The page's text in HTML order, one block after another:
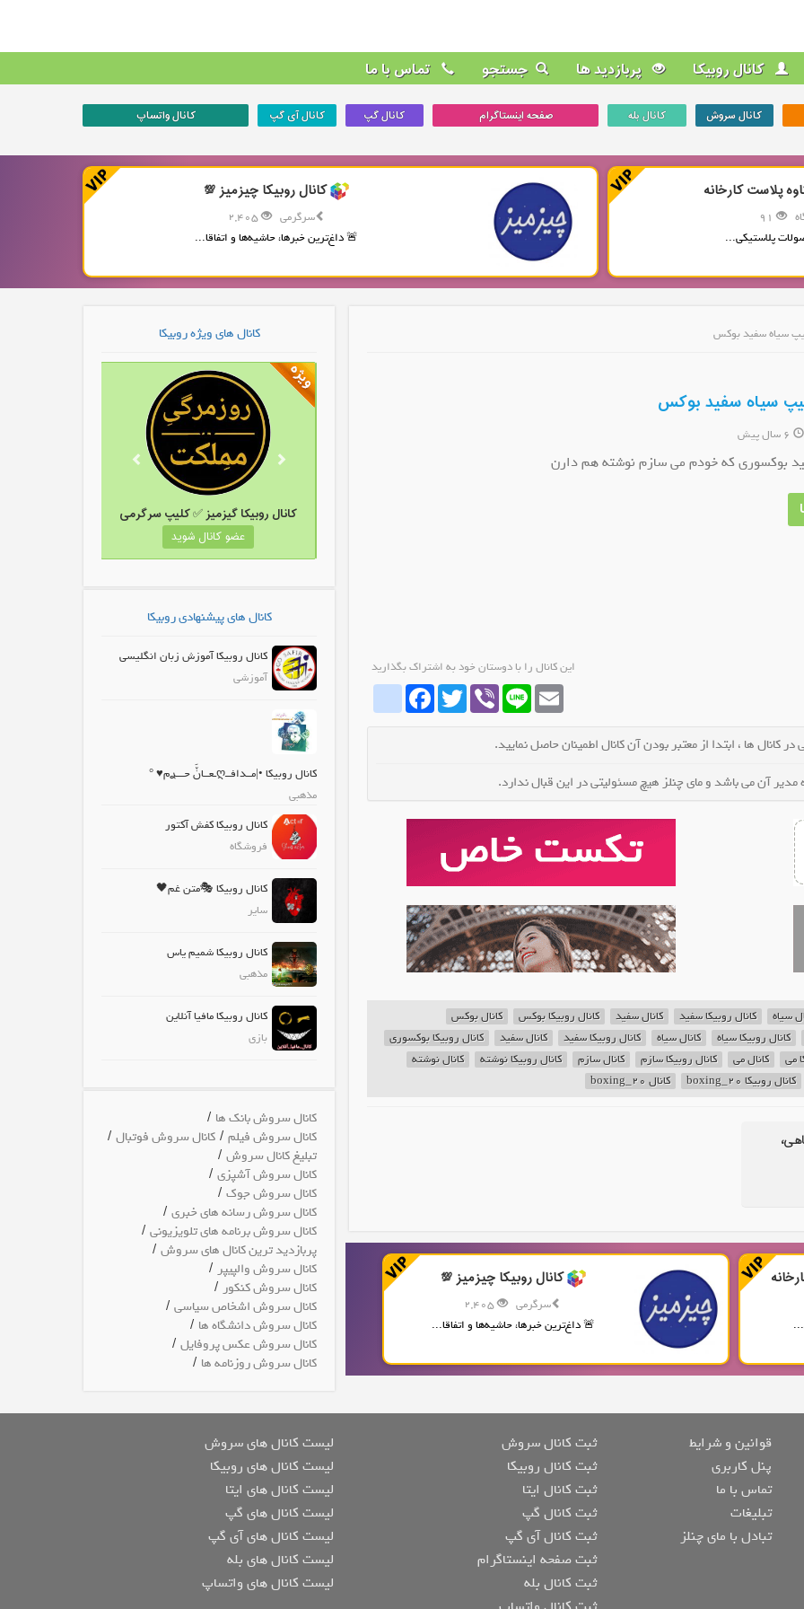
کانال روبیکا پربازدید ها جستجو تماس با ما
کانال سروش کانال بله صفحه اینستاگرام کانال گپ کانال آی گپ کانال واتساپ
پلاست کارخانه
91
پلاستیکی...
کانال روبیکا چیزمیز 💯
سرگرمی
2,405
🚨 داغ‌ترین خبرها، حاشیه‌ها و اتفاقا...
سیاه سفید بوکس
سیاه سفید بوکس
بوکسوری که خودم می سازم نوشته هم دارن
این کانال را با دوستان خود به اشتراک بگذارید
whatrubikaFacebookTwitter Viber Line Email
کانال ها ، ابتدا از معتبر بودن آن کانال اطمینان حاصل نمایید.
آن می باشد و مای چنلز هیچ مسئولیتی در این قبال ندارد.
سیاه کانال روبیکا سفید کانال سفید کانال روبیکا بوکس
کانال بوکس
کانال روبیکا سیاه کانال سیاه کانال روبیکا سفید کانال سفید
کانال روبیکا بوکسوری
می کانال می کانال روبیکا سازم کانال سازم کانال روبیکا نوشته
کانال نوشته
کانال روبیکا boxing_20 کانال boxing_20
کانال روبیکا چیزمیز 💯
سرگرمی
2,405
🚨 داغ‌ترین خبرها، حاشیه‌ها و اتفاقا...
کانال های ویژه روبیکا
کانال روبیکا گیزمیز ✅ کلیپ سرگرمی کانال روبیکا شیرین کام باش پروفایل ناب
کانال شوید
کانال های پیشنهادی روبیکا
کانال روبیکا آموزش زبان انگلیسی
آموزشی
کانال روبیکا •|مــدافــღـعــاݩَ حـــࢪم♥️ °
مذهبی
کانال روبیکا کفش آکتور
فروشگاه
کانال روبیکا 🎭متن غم🖤
سایر
کانال روبیکا شمیم یاس
مذهبی
کانال روبیکا مافیا آنلاین
بازی
کانال سروش بانک ها /
کانال سروش فیلم/ کانال سروش فوتبال/
تبلیغ کانال سروش/
کانال سروش آشپزی/
کانال سروش جوک/
کانال سروش رسانه های خبری/
کانال سروش برنامه های تلویزیونی/
پربازدید ترین کانال های سروش/
کانال سروش والپیپر/
کانال سروش کنکور/
کانال سروش اشخاص سیاسی/
کانال سروش دانشگاه ها /
کانال سروش عکس پروفایل/
کانال سروش روزنامه ها /
قوانین و شرایط
پنل کاربری
تماس با ما
تبلیغات
تبادل با مای چنلز
ثبت کانال سروش
ثبت کانال روبیکا
ثبت کانال ایتا
ثبت کانال گپ
ثبت کانال آی گپ
ثبت صفحه اینستاگرام
ثبت کانال بله
لیست کانال های سروش
لیست کانال های روبیکا
لیست کانال های ایتا
لیست کانال های گپ
لیست کانال های آی گپ
لیست کانال های بله
لیست کانال های واتساپ